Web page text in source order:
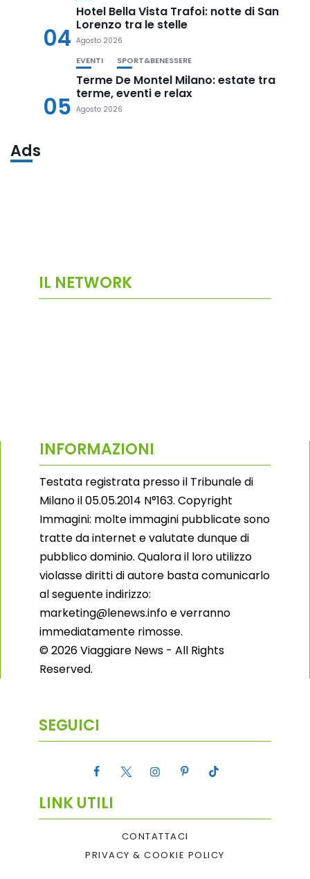
04
Hotel Bella Vista Trafoi: notte di San
Lorenzo tra le stelle
Agosto 2026
05
EVENTI SPORT&BENESSERE
Terme De Montel Milano: estate tra
terme, eventi e relax
Agosto 2026
Ads
IL NETWORK
INFORMAZIONI
Testata registrata presso il Tribunale di
Milano il 05.05.2014 N°163. Copyright
Immagini: molte immagini pubblicate sono
tratte da internet e valutate dunque di
pubblico dominio. Qualora il loro utilizzo
violasse diritti di autore basta comunicarlo
al seguente indirizzo:
marketing@lenews.info e verranno
immediatamente rimosse.
© 2026 Viaggiare News - All Rights
Reserved.
SEGUICI
LINK UTILI
CONTATTACI
PRIVACY & COOKIE POLICY